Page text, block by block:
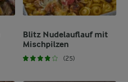
Blitz Nudelauflauf mit
Mischpilzen
(25)